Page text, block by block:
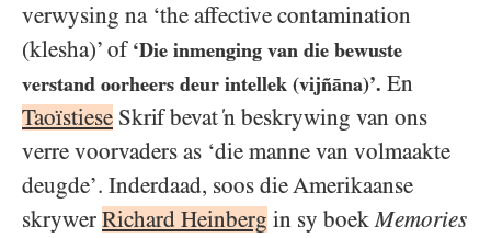
verwysing na ‘the affective contamination
(klesha)’ of ‘Die inmenging van die bewuste
verstand oorheers deur intellek (vijñāna)’. En
Taoïstiese Skrif bevat ‘n beskrywing van ons
verre voorvaders as ‘die manne van volmaakte
deugde’. Inderdaad, soos die Amerikaanse
skrywer Richard Heinberg in sy boek Memories